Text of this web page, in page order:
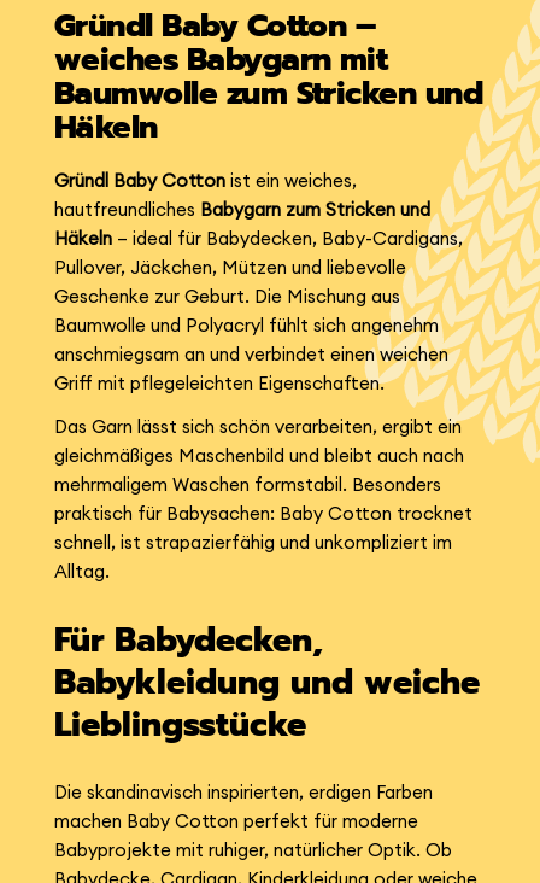
Gründl Baby Cotton –
weiches Babygarn mit
Baumwolle zum Stricken und
Häkeln
Gründl Baby Cottonist ein weiches,
hautfreundliches Babygarn zum Stricken und
Häkeln– ideal für Babydecken, Baby-Cardigans,
Pullover, Jäckchen, Mützen und liebevolle
Geschenke zur Geburt. Die Mischung aus
Baumwolle und Polyacryl fühlt sich angenehm
anschmiegsam an und verbindet einen weichen
Griff mit pflegeleichten Eigenschaften.
Das Garn lässt sich schön verarbeiten, ergibt ein
gleichmäßiges Maschenbild und bleibt auch nach
mehrmaligem Waschen formstabil. Besonders
praktisch für Babysachen: Baby Cotton trocknet
schnell, ist strapazierfähig und unkompliziert im
Alltag.
Für Babydecken,
Babykleidung und weiche
Lieblingsstücke
Die skandinavisch inspirierten, erdigen Farben
machen Baby Cotton perfekt für moderne
Babyprojekte mit ruhiger, natürlicher Optik. Ob